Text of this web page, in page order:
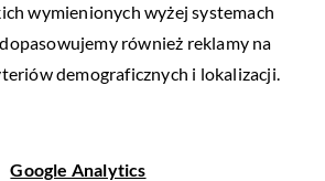
wymienionych wyżej systemach
również reklamy na
demograficznych i lokalizacji.
Google Analytics